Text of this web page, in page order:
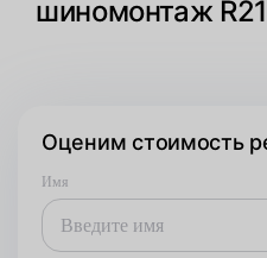
шиномонтаж
Оценим стоимость
Имя